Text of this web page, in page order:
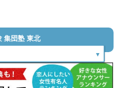
集団塾 東北